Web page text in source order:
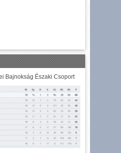
Bajnokság Északi Csoport